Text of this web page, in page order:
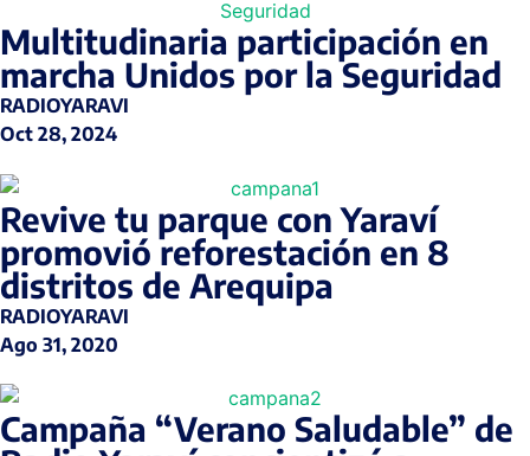
Multitudinaria participación en
marcha Unidos por la Seguridad
RADIOYARAVI
Oct 28, 2024
Revive tu parque con Yaraví
promovió reforestación en 8
distritos de Arequipa
RADIOYARAVI
Ago 31, 2020
Campaña “Verano Saludable” de